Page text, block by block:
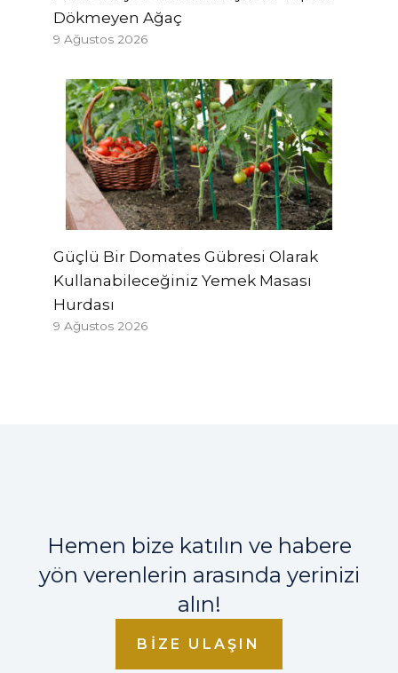
Dökmeyen Ağaç
9 Ağustos 2026
Güçlü Bir Domates Gübresi Olarak
Kullanabileceğiniz Yemek Masası
Hurdası
9 Ağustos 2026
Hemen bize katılın ve habere
yön verenlerin arasında yerinizi
alın!
BIZE ULAŞIN